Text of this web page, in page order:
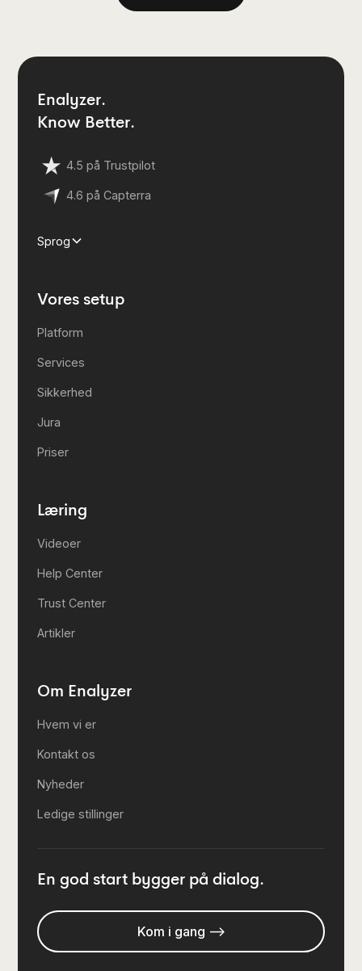
Enalyzer.
Know Better.
4.5 på Trustpilot
4.6 på Capterra
Sprog
Vores setup
Platform
Services
Sikkerhed
Jura
Priser
Læring
Videoer
Help Center
Trust Center
Artikler
Om Enalyzer
Hvem vi er
Kontakt os
Nyheder
Ledige stillinger
En god start bygger på dialog.
Kom i gang -->